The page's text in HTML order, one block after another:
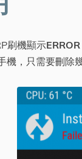
刷機顯示
機，只需要刪除